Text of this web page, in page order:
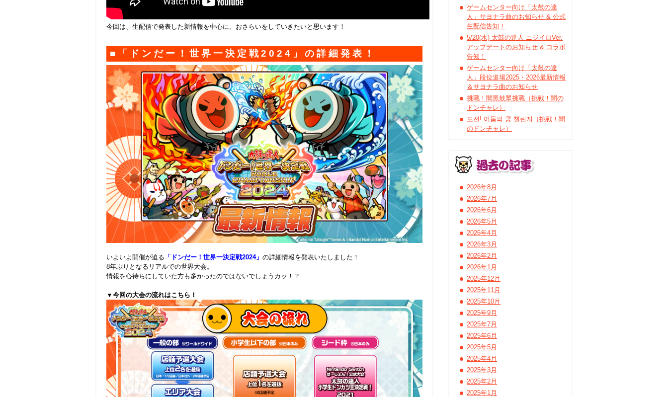
今回は、生配信で発表した新情報を中心に、おさらいをしていきたいと思います！
■「ドンだー！世界一決定戦2024」の詳細発表！
いよいよ開催が迫る 「ドンだー！世界一決定戦2024」 の詳細情報を発表いたしました！
8年ぶりとなるリアルでの世界大会。
情報を心待ちにしていた方も多かったのではないでしょうカッ！？
▼今回の大会の流れはこちら！
ゲームセンター向け「太鼓の達
人」サヨナラ曲のお知らせ & 公式
生配信告知！
5/20(水) 太鼓の達人 ニジイロVer.
アップデートのお知らせ & コラボ
告知！
ゲームセンター向け「太鼓の達
人」段位道場2025・2026最新情報
＆サヨナラ曲のお知らせ
挑戰！闇黑鼓眾挑戰（挑戦！闇の
ドンチャレ）
도전! 어둠의 쿵 챌린지（挑戦！闇
のドンチャレ）
2026年8月
2026年7月
2026年6月
2026年5月
2026年4月
2026年3月
2026年2月
2026年1月
2025年12月
2025年11月
2025年10月
2025年9月
2025年7月
2025年6月
2025年5月
2025年4月
2025年3月
2025年2月
2025年1月